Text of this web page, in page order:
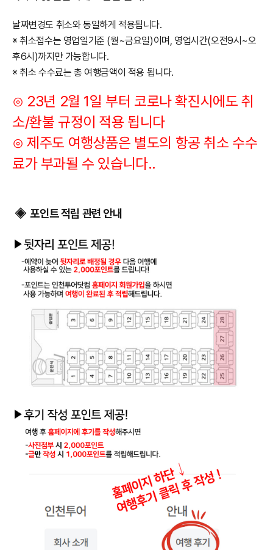
날짜변경도 취소와 동일하게 적용됩니다.
※ 취소접수는 영업일기준 (월~금요일)이며, 영업시간(오전9시~오
후6시)까지만 가능합니다.
※ 취소 수수료는 총 여행금액이 적용 됩니다.
⊙ 23년 2월 1일 부터 코로나 확진시에도 취
소/환불 규정이 적용 됩니다
​⊙ 제주도 여행상품은 별도의 항공 취소 수수
료가 부과될 수 있습니다..
◈포인트 적립 관련 안내